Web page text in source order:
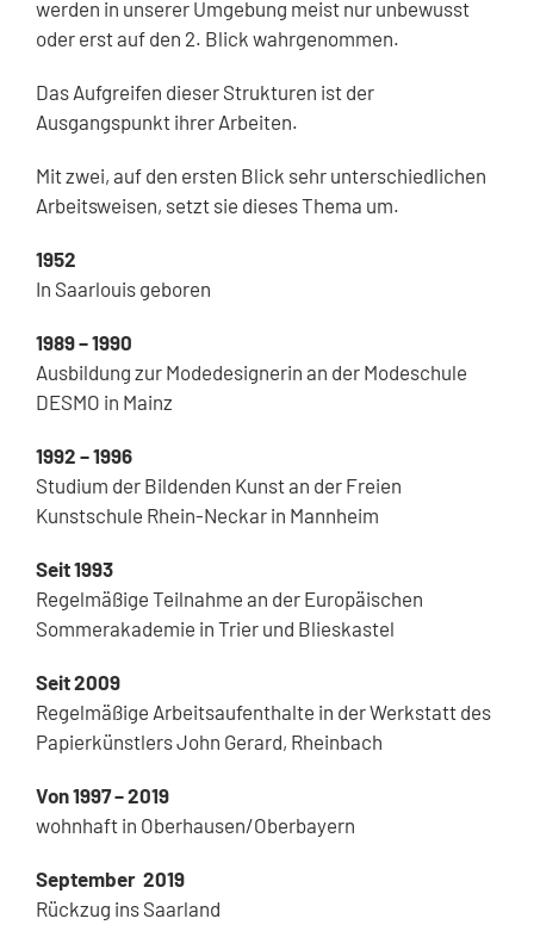
werden in unserer Umgebung meist nur unbewusst
oder erst auf den 2. Blick wahrgenommen.
Das Aufgreifen dieser Strukturen ist der
Ausgangspunkt ihrer Arbeiten.
Mit zwei, auf den ersten Blick sehr unterschiedlichen
Arbeitsweisen, setzt sie dieses Thema um.
1952
In Saarlouis geboren
1989 – 1990
Ausbildung zur Modedesignerin an der Modeschule
DESMO in Mainz
1992 – 1996
Studium der Bildenden Kunst an der Freien
Kunstschule Rhein-Neckar in Mannheim
Seit 1993
Regelmäßige Teilnahme an der Europäischen
Sommerakademie in Trier und Blieskastel
Seit 2009
Regelmäßige Arbeitsaufenthalte in der Werkstatt des
Papierkünstlers John Gerard, Rheinbach
Von 1997 – 2019
wohnhaft in Oberhausen/Oberbayern
September 2019
Rückzug ins Saarland